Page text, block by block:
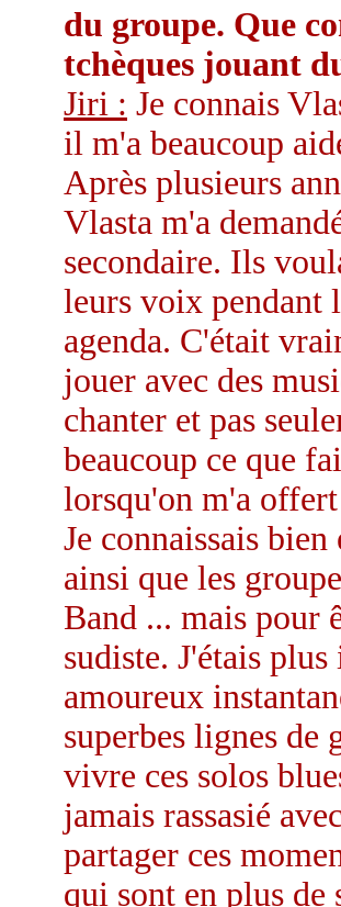
du groupe. Que
tchèques jouant
Jiri : Je connais
il m'a beaucoup
Après plusieurs
Vlasta m'a
secondaire. Ils
leurs voix pendant
agenda. C'était
jouer avec des
chanter et pas
beaucoup ce que
lorsqu'on m'a
Je connaissais
ainsi que les
Band ... mais pour
sudiste. J'étais
amoureux
superbes lignes de
vivre ces solos
jamais rassasié
partager ces
qui sont en plus de